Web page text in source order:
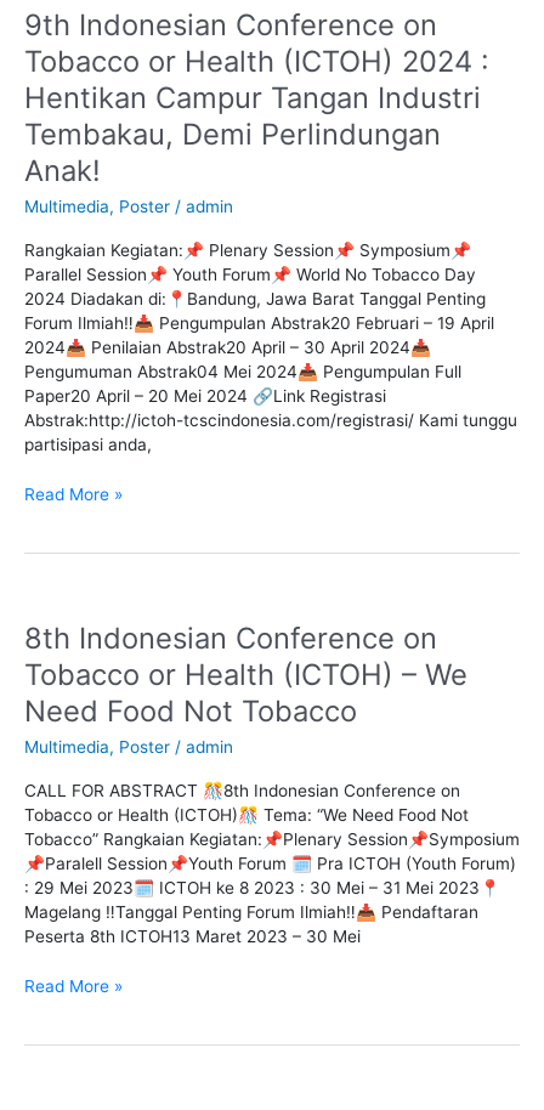
9th Indonesian Conference on
Tobacco or Health (ICTOH) 2024 :
Hentikan Campur Tangan Industri
Tembakau, Demi Perlindungan
Anak!
Multimedia, Poster / admin
Rangkaian Kegiatan:📌 Plenary Session📌 Symposium📌
Parallel Session📌 Youth Forum📌 World No Tobacco Day
2024 Diadakan di:📍Bandung, Jawa Barat Tanggal Penting
Forum Ilmiah‼️📥 Pengumpulan Abstrak20 Februari – 19 April
2024📥 Penilaian Abstrak20 April – 30 April 2024📥
Pengumuman Abstrak04 Mei 2024📥 Pengumpulan Full
Paper20 April – 20 Mei 2024 🔗Link Registrasi
Abstrak:http://ictoh-tcscindonesia.com/registrasi/ Kami tunggu
partisipasi anda,
9th
Indonesian
Conference
on
Tobacco
or
Health
(ICTOH)
2024
Hentikan
Campur
Tangan
Industri
Tembakau,
Demi
Perlindungan
Anak!
Read More »
8th Indonesian Conference on
Tobacco or Health (ICTOH) – We
Need Food Not Tobacco
Multimedia, Poster / admin
CALL FOR ABSTRACT 🎊8th Indonesian Conference on
Tobacco or Health (ICTOH)🎊 Tema: “We Need Food Not
Tobacco” Rangkaian Kegiatan:📌Plenary Session📌Symposium
📌Paralell Session📌Youth Forum 🗓 Pra ICTOH (Youth Forum)
: 29 Mei 2023🗓 ICTOH ke 8 2023 : 30 Mei – 31 Mei 2023📍
Magelang ‼️Tanggal Penting Forum Ilmiah‼️📥 Pendaftaran
Peserta 8th ICTOH13 Maret 2023 – 30 Mei
8th
Indonesian
Conference
on
Tobacco
or
(ICTOH)
–
We
Need
Food
Not
Tobacco
Read More »